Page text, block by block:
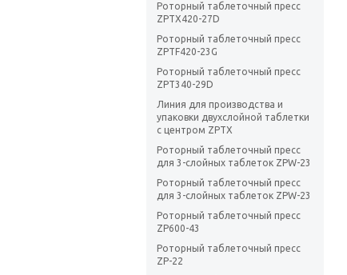
Роторный таблеточный пресс
ZPTХ420-27D
Роторный таблеточный пресс
ZPTF420-23G
Роторный таблеточный пресс
ZPT340-29D
Линия для производства и
упаковки двухслойной таблетки
с центром ZPTX
Роторный таблеточный пресс
для 3-слойных таблеток ZPW-23
Роторный таблеточный пресс
для 3-слойных таблеток ZPW-23
Роторный таблеточный пресс
ZP600-43
Роторный таблеточный пресс
ZP-22